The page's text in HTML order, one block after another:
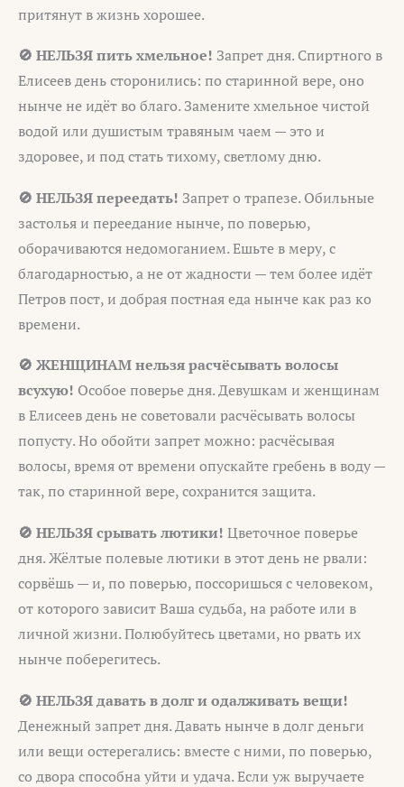
притянут в жизнь хорошее.
🚫 НЕЛЬЗЯ пить хмельное! Запрет дня. Спиртного в
Елисеев день сторонились: по старинной вере, оно
нынче не идёт во благо. Замените хмельное чистой
водой или душистым травяным чаем — это и
здоровее, и под стать тихому, светлому дню.
🚫 НЕЛЬЗЯ переедать! Запрет о трапезе. Обильные
застолья и переедание нынче, по поверью,
оборачиваются недомоганием. Ешьте в меру, с
благодарностью, а не от жадности — тем более идёт
Петров пост, и добрая постная еда нынче как раз ко
времени.
🚫 ЖЕНЩИНАМ нельзя расчёсывать волосы
всухую! Особое поверье дня. Девушкам и женщинам
в Елисеев день не советовали расчёсывать волосы
попусту. Но обойти запрет можно: расчёсывая
волосы, время от времени опускайте гребень в воду —
так, по старинной вере, сохранится защита.
🚫 НЕЛЬЗЯ срывать лютики! Цветочное поверье
дня. Жёлтые полевые лютики в этот день не рвали:
сорвёшь — и, по поверью, поссоришься с человеком,
от которого зависит Ваша судьба, на работе или в
личной жизни. Полюбуйтесь цветами, но рвать их
нынче поберегитесь.
🚫 НЕЛЬЗЯ давать в долг и одалживать вещи!
Денежный запрет дня. Давать нынче в долг деньги
или вещи остерегались: вместе с ними, по поверью,
со двора способна уйти и удача. Если уж выручаете